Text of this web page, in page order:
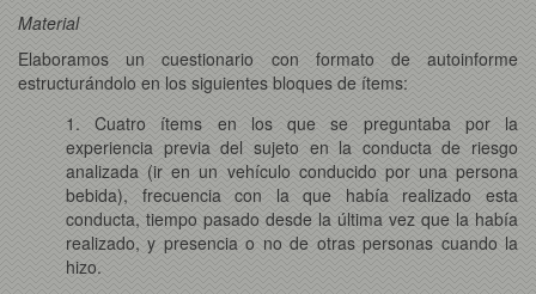
Material
Elaboramos un cuestionario con formato de autoinforme
estructurándolo en los siguientes bloques de ítems:
1. Cuatro ítems en los que se preguntaba por la
experiencia previa del sujeto en la conducta de riesgo
analizada (ir en un vehículo conducido por una persona
bebida), frecuencia con la que había realizado esta
conducta, tiempo pasado desde la última vez que la había
realizado, y presencia o no de otras personas cuando la
hizo.